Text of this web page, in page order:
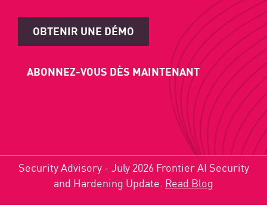
OBTENIR UNE DÉMO
ABONNEZ-VOUS DÈS MAINTENANT
Security Advisory - July 2026 Frontier AI Security
and Hardening Update. Read Blog